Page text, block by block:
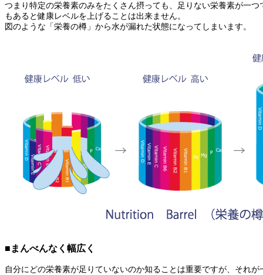
つまり特定の栄養素のみをたくさん摂っても、足りない栄養素が一つ
もあると健康レベルを上げることは出来ません。
図のような「栄養の樽」から水が漏れた状態になってしまいます。
■まんべんなく幅広く
自分にどの栄養素が足りていないのか知ることは重要ですが、それが